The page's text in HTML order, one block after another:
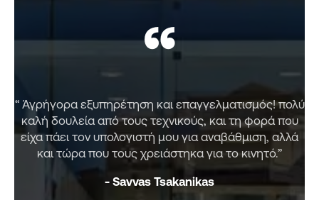
“
“ Άγρήγορα εξυπηρέτηση και επαγγελματισμός! πολύ
καλή δουλεία από τους τεχνικούς, και τη φορά που
είχα πάει τον υπολογιστή μου για αναβάθμιση, αλλά
και τώρα που τους χρειάστηκα για το κινητό.”
- Savvas Tsakanikas